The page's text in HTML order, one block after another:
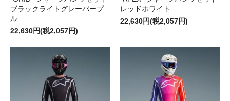
ブラックライトグレーパープ
ル
22,630円(税2,057円)
レッドホワイト
22,630円(税2,057円)